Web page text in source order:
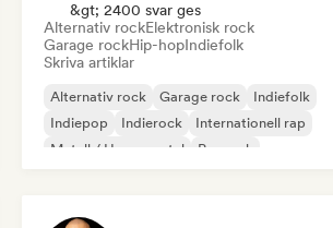
&gt; 2400 svar ges
Alternativ rockElektronisk rock
Garage rockHip-hopIndiefolk
Skriva artiklar
Alternativ rock Garage rock
Indiefolk
Indiepop
Indierock
Internationell rap
Metall / Heavy metal
Poprock